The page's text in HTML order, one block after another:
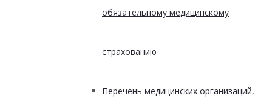
обязательному медицинскому
страхованию
Перечень медицинских организаций,